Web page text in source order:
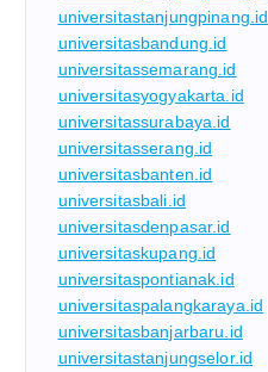
universitastanjungpinang.id
universitasbandung.id
universitassemarang.id
universitasyogyakarta.id
universitassurabaya.id
universitasserang.id
universitasbanten.id
universitasbali.id
universitasdenpasar.id
universitaskupang.id
universitaspontianak.id
universitaspalangkaraya.id
universitasbanjarbaru.id
universitastanjungselor.id